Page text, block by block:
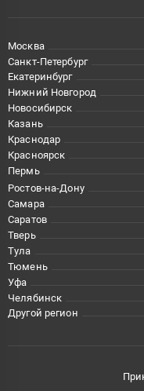
Москва
Санкт-Петербург
Екатеринбург
Нижний Новгород
Новосибирск
Казань
Краснодар
Красноярск
Пермь
Ростов-на-Дону
Самара
Саратов
Тверь
Тула
Тюмень
Уфа
Челябинск
Другой регион